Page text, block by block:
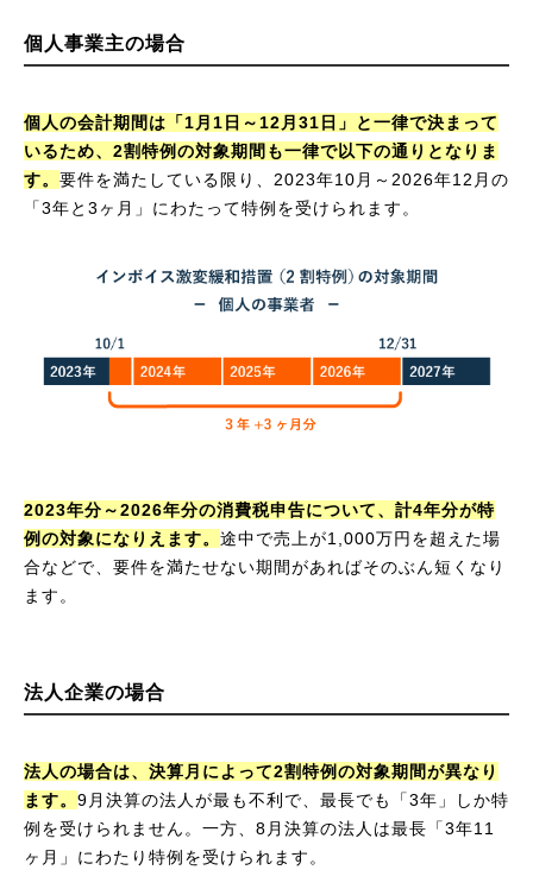
個人事業主の場合
個人の会計期間は「1月1日～12月31日」と一律で決まって
いるため、2割特例の対象期間も一律で以下の通りとなりま
す。 要件を満たしている限り、2023年10月～2026年12月の
「3年と3ヶ月」にわたって特例を受けられます。
2023年分～2026年分の消費税申告について、計4年分が特
例の対象になりえます。 途中で売上が1,000万円を超えた場
合などで、要件を満たせない期間があればそのぶん短くなり
ます。
法人企業の場合
法人の場合は、決算月によって2割特例の対象期間が異なり
ます。 9月決算の法人が最も不利で、最長でも「3年」しか特
例を受けられません。一方、8月決算の法人は最長「3年11
ヶ月」にわたり特例を受けられます。